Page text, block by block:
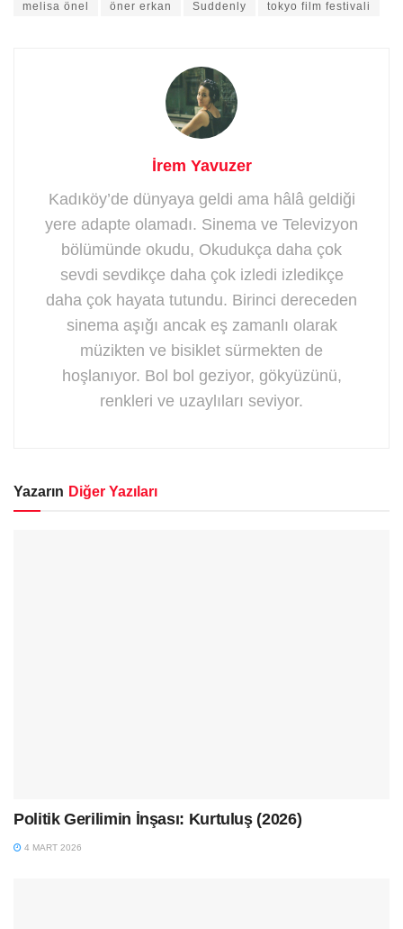
melisa önel öner erkan Suddenly tokyo film festivali
İrem Yavuzer
Kadıköy’de dünyaya geldi ama hâlâ geldiği
yere adapte olamadı. Sinema ve Televizyon
bölümünde okudu, Okudukça daha çok
sevdi sevdikçe daha çok izledi izledikçe
daha çok hayata tutundu. Birinci dereceden
sinema aşığı ancak eş zamanlı olarak
müzikten ve bisiklet sürmekten de
hoşlanıyor. Bol bol geziyor, gökyüzünü,
renkleri ve uzaylıları seviyor.
Yazarın Diğer Yazıları
Politik Gerilimin İnşası: Kurtuluş (2026)
4 MART 2026